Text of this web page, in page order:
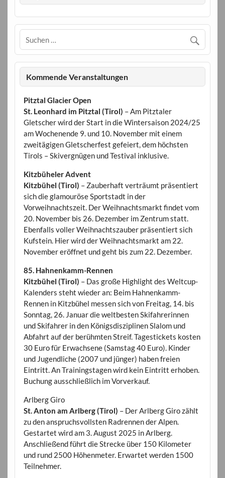
Kommende Veranstaltungen
Pitztal Glacier Open
St. Leonhard im Pitztal (Tirol) – Am Pitztaler
Gletscher wird der Start in die Wintersaison 2024/25
am Wochenende 9. und 10. November mit einem
zweitägigen Gletscherfest gefeiert, dem höchsten
Tirols – Skivergnügen und Testival inklusive.
Kitzbüheler Advent
Kitzbühel (Tirol) – Zauberhaft verträumt präsentiert
sich die glamouröse Sportstadt in der
Vorweihnachtszeit. Der Weihnachtsmarkt findet vom
20. November bis 26. Dezember im Zentrum statt.
Ebenfalls voller Weihnachtszauber präsentiert sich
Kufstein. Hier wird der Weihnachtsmarkt am 22.
November eröffnet und geht bis zum 22. Dezember.
85. Hahnenkamm-Rennen
Kitzbühel (Tirol) – Das große Highlight des Weltcup-
Kalenders steht wieder an: Beim Hahnenkamm-
Rennen in Kitzbühel messen sich von Freitag, 14. bis
Sonntag, 26. Januar die weltbesten Skifahrerinnen
und Skifahrer in den Königsdisziplinen Slalom und
Abfahrt auf der berühmten Streif. Tagestickets kosten
30 Euro für Erwachsene (Samstag 40 Euro). Kinder
und Jugendliche (2007 und jünger) haben freien
Eintritt. An Trainingstagen wird kein Eintritt erhoben.
Buchung ausschließlich im Vorverkauf.
Arlberg Giro
St. Anton am Arlberg (Tirol) – Der Arlberg Giro zählt
zu den anspruchsvollsten Radrennen der Alpen.
Gestartet wird am 3. August 2025 in Arlberg.
Anschließend führt die Strecke über 150 Kilometer
und rund 2500 Höhenmeter. Erwartet werden 1500
Teilnehmer.